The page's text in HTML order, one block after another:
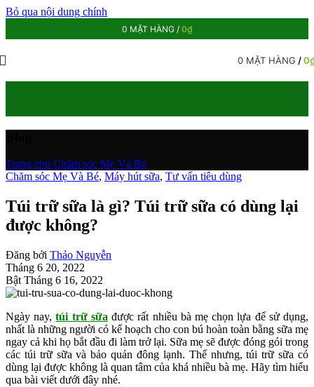
Bỏ qua nội dung chính
0 MẶT HÀNG / 0₫
0 MẶT HÀNG /0
Trang chủ Chăm sóc Mẹ Và Bé
Chăm sóc Mẹ Và Bé, Máy hút sữa, Tư vấn tiêu dùng
Túi trữ sữa là gì? Túi trữ sữa có dùng lại
được không?
Đăng bởi Thảo Nguyễn
Tháng 6 20, 2022
Bật Tháng 6 16, 2022
Ngày nay,túi trữ sữa được rất nhiều bà mẹ chọn lựa để sử dụng,
nhất là những người có kế hoạch cho con bú hoàn toàn bằng sữa mẹ
ngay cả khi họ bắt đầu đi làm trở lại. Sữa mẹ sẽ được đóng gói trong
các túi trữ sữa và bảo quản đông lạnh. Thế nhưng, túi trữ sữa có
dùng lại được không là quan tâm của khá nhiều bà mẹ. Hãy tìm hiểu
qua bài viết dưới đây nhé.